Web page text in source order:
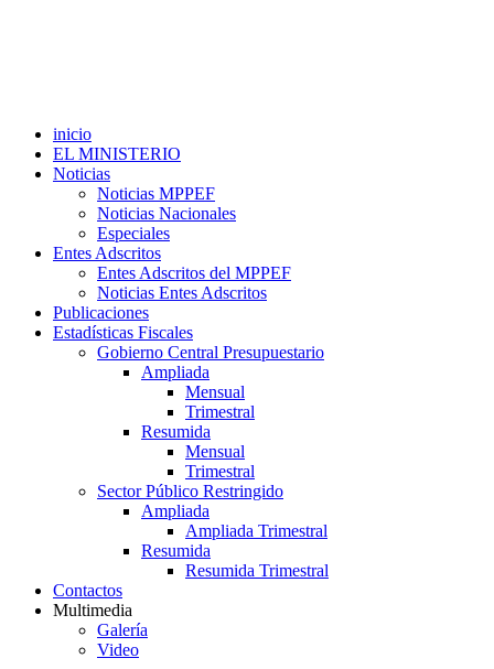
inicio
EL MINISTERIO
Noticias
Noticias MPPEF
Noticias Nacionales
Especiales
Entes Adscritos
Entes Adscritos del MPPEF
Noticias Entes Adscritos
Publicaciones
Estadísticas Fiscales
Gobierno Central Presupuestario
Ampliada
Mensual
Trimestral
Resumida
Mensual
Trimestral
Sector Público Restringido
Ampliada
Ampliada Trimestral
Resumida
Resumida Trimestral
Contactos
Multimedia
Galería
Video